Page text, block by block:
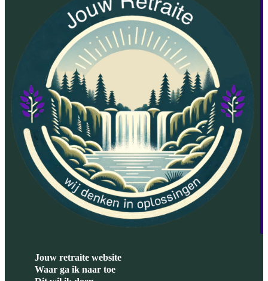
Jouw retraite website
Waar ga ik naar toe